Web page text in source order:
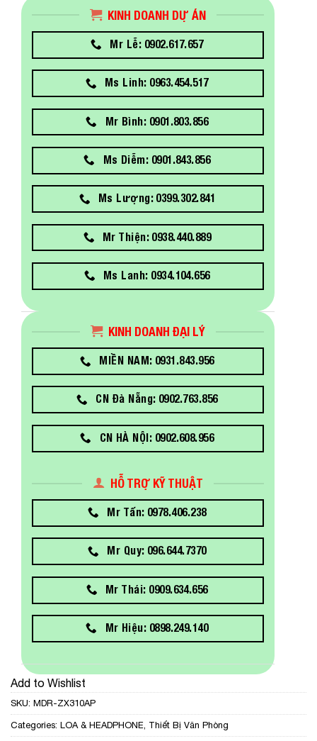
KINH DOANH DỰ ÁN
Mr Lễ: 0902.617.657
Ms Linh: 0963.454.517
Mr Bình: 0901.803.856
Ms Diễm: 0901.843.856
Ms Lượng: 0399.302.841
Mr Thiện: 0938.440.889
Ms Lanh: 0934.104.656
KINH DOANH ĐẠI LÝ
MIỀN NAM: 0931.843.956
CN Đà Nẵng: 0902.763.856
CN HÀ NỘI: 0902.608.956
HỖ TRỢ KỸ THUẬT
Mr Tấn: 0978.406.238
Mr Quy: 096.644.7370
Mr Thái: 0909.634.656
Mr Hiệu: 0898.249.140
Add to Wishlist
SKU: MDR-ZX310AP
Categories: LOA & HEADPHONE, Thiết Bị Văn Phòng